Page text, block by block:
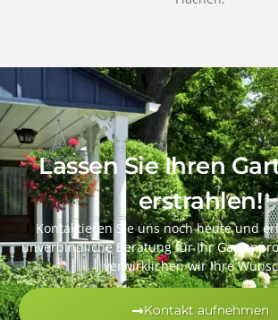
Lassen Sie Ihren
erstrahlen!
Kontaktieren Sie uns noch heute und
unverbindliche Beratung für Ihr
verwirklichen wir Ihre
Kontakt aufnehmen